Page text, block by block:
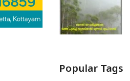
Popular Tags